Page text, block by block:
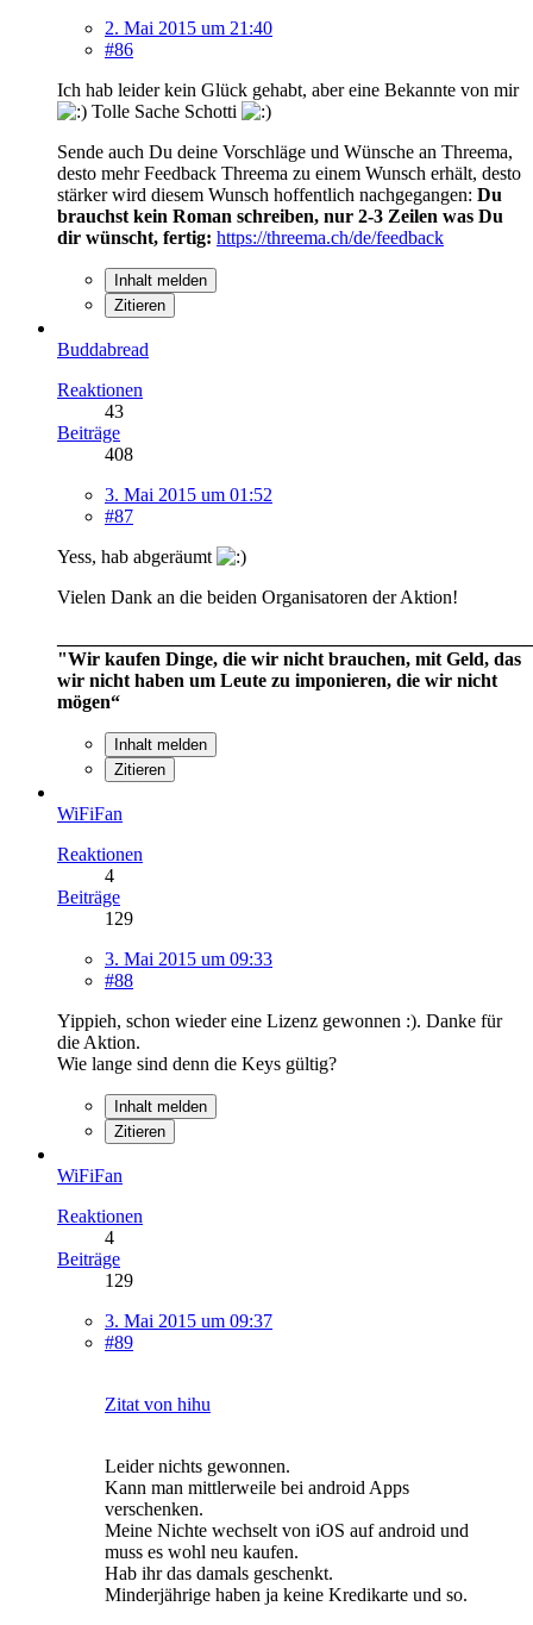
2. Mai 2015 um 21:40
#86
Ich hab leider kein Glück gehabt, aber eine Bekannte von mir
Tolle Sache Schotti
Sende auch Du deine Vorschläge und Wünsche an Threema,
desto mehr Feedback Threema zu einem Wunsch erhält, desto
stärker wird diesem Wunsch hoffentlich nachgegangen: Du
brauchst kein Roman schreiben, nur 2-3 Zeilen was Du
dir wünscht, fertig: https://threema.ch/de/feedback
Inhalt melden
Zitieren
Buddabread
Reaktionen
43
Beiträge
408
3. Mai 2015 um 01:52
#87
Yess, hab abgeräumt
Vielen Dank an die beiden Organisatoren der Aktion!
"Wir kaufen Dinge, die wir nicht brauchen, mit Geld, das
wir nicht haben um Leute zu imponieren, die wir nicht
mögen“
Inhalt melden
Zitieren
WiFiFan
Reaktionen
4
Beiträge
129
3. Mai 2015 um 09:33
#88
Yippieh, schon wieder eine Lizenz gewonnen :). Danke für
die Aktion.
Wie lange sind denn die Keys gültig?
Inhalt melden
Zitieren
WiFiFan
Reaktionen
4
Beiträge
129
3. Mai 2015 um 09:37
#89
Zitat von hihu
Leider nichts gewonnen.
Kann man mittlerweile bei android Apps
verschenken.
Meine Nichte wechselt von iOS auf android und
muss es wohl neu kaufen.
Hab ihr das damals geschenkt.
Minderjährige haben ja keine Kredikarte und so.